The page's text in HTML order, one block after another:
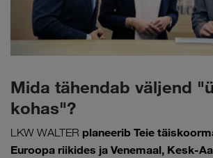
Mida tähendab väljend
kohas"?
LKW WALTER planeerib Teie
Euroopa riikides ja Venemaal, Kesk-